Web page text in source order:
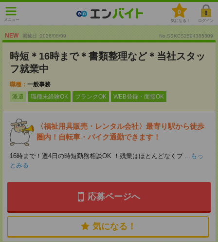
メニュー
0
気になる！ ログイン
NEW 掲載日 :2026/08/09 No.SSKCS2504385309
時短＊16時まで＊書類整理など＊当社スタッ
フ就業中
職種： 一般事務
派遣
職種未経験OK ブランクOK WEB登録・面接OK
〈福祉用具販売・レンタル会社〉最寄り駅から徒歩
圏内！自転車・バイク通勤できます！
16時まで！週4日の時短勤務相談OK ！残業はほとんどなくプ ...もっ
とみる
応募ページへ
気になる！